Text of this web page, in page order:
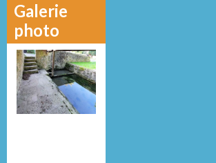
Galerie
photo